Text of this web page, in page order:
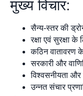
मुख्य विचार:
सैन्य-स्तर की ड्रोन
रक्षा एवं सुरक्षा के
कठिन वातावरण
सरकारी और
विश्वसनीयता और
उन्नत संचार